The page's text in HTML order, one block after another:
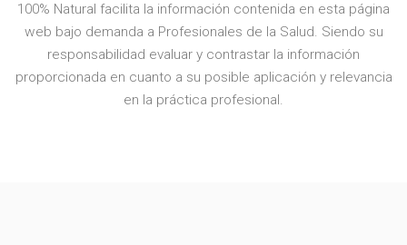
100% Natural facilita la información contenida en esta página
web bajo demanda a Profesionales de la Salud. Siendo su
responsabilidad evaluar y contrastar la información
proporcionada en cuanto a su posible aplicación y relevancia
en la práctica profesional.